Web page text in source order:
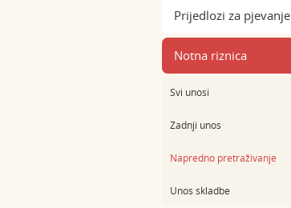
Prijedlozi za pjevanje
Notna riznica
Svi unosi
Zadnji unos
Napredno pretraživanje
Unos skladbe